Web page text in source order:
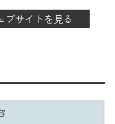
ブサイトを見る